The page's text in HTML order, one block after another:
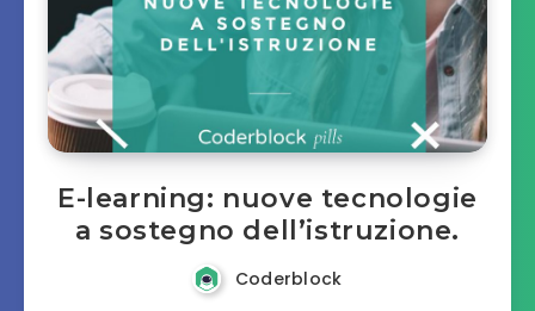
E-learning: nuove tecnologie
a sostegno dell’istruzione.
Coderblock